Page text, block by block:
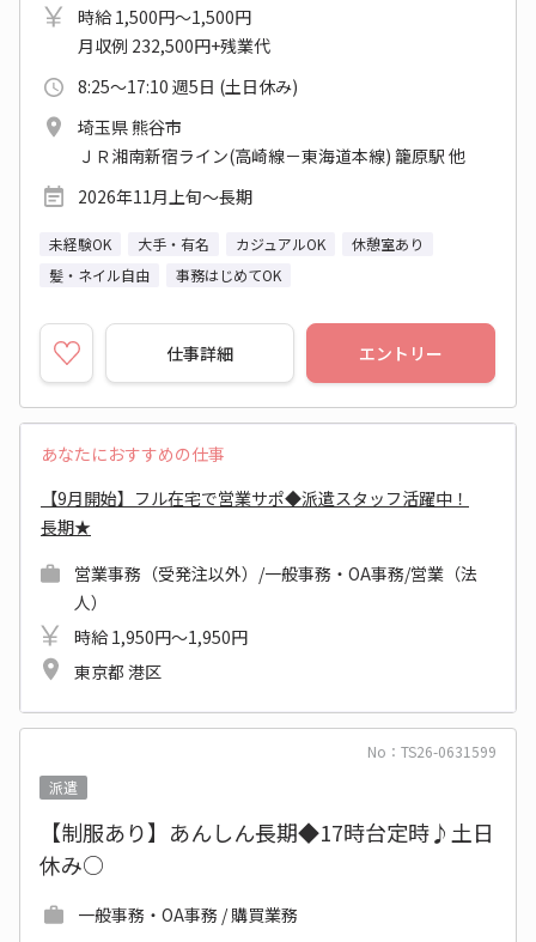
時給 1,500円～1,500円
月収例 232,500円+残業代
8:25～17:10 週5日 (土日休み)
埼玉県 熊谷市
ＪＲ湘南新宿ライン(高崎線－東海道本線) 籠原駅 他
2026年11月上旬～長期
未経験OK 大手・有名 カジュアルOK
休憩室あり
髪・ネイル自由
事務はじめてOK
仕事詳細 エントリー
あなたにおすすめの仕事
【9月開始】フル在宅で営業サポ◆派遣スタッフ活躍中！
長期★
営業事務（受発注以外）/一般事務・OA事務/営業（法
人）
時給 1,950円～1,950円
東京都 港区
No：TS26-0631599
派遣
【制服あり】あんしん長期◆17時台定時♪土日
休み○
一般事務・OA事務 / 購買業務